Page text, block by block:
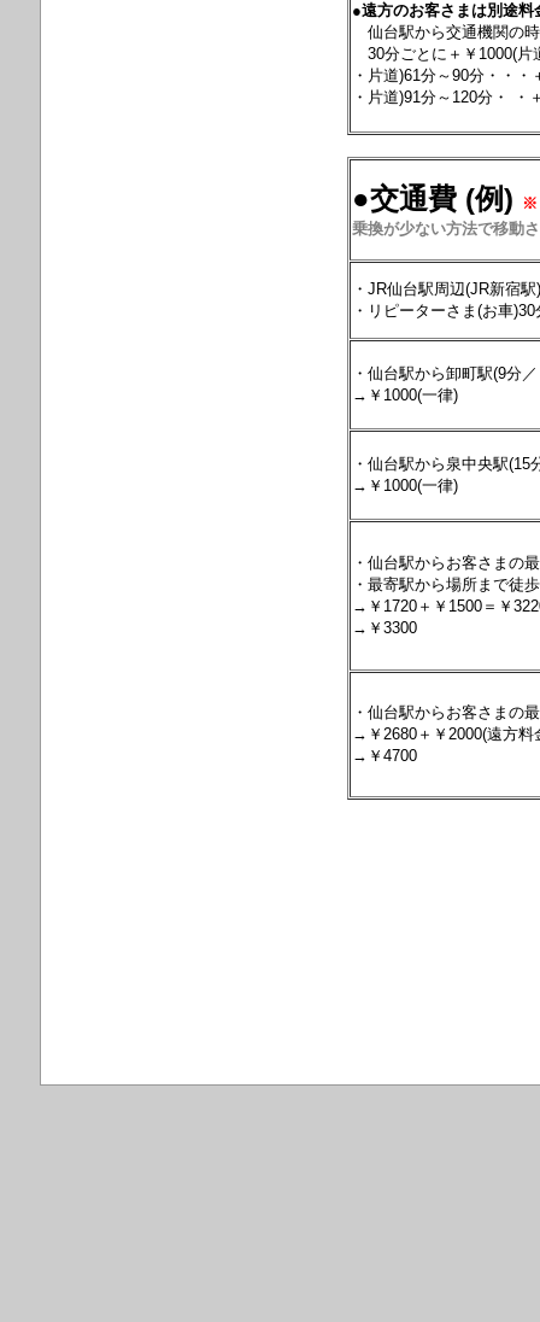
●遠方のお客さまは別途
仙台駅から交通機関の
30分ごとに＋￥1000(片
・片道)61分～90分・・・
・片道)91分～120分・ ・
●交通費 (例)
※
乗換が少ない方法で移動
・JR仙台駅周辺(JR新宿
・リピーターさま(お車
・仙台駅から卸町駅(9分
→￥1000(一律)
・仙台駅から泉中央駅
→￥1000(一律)
・仙台駅からお客さまの
・最寄駅から場所まで徒
→￥1720＋￥1500＝￥
→￥3300
・仙台駅からお客さまの
→￥2680＋￥2000(遠方料
→￥4700